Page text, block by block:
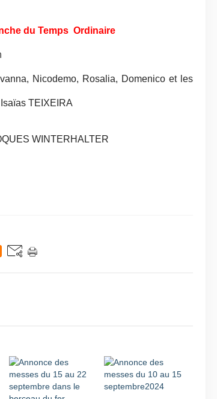
du Temps Ordinaire
Nicodemo, Rosalia, Domenico et les
TEIXEIRA
WINTERHALTER